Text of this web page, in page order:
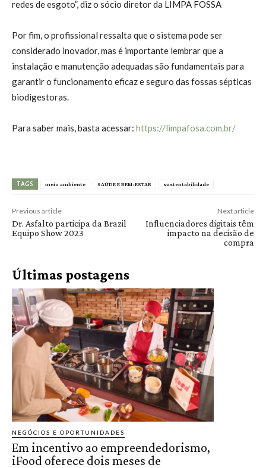
redes de esgoto”, diz o sócio diretor da LIMPA FOSSA
Por fim, o profissional ressalta que o sistema pode ser
considerado inovador, mas é importante lembrar que a
instalação e manutenção adequadas são fundamentais para
garantir o funcionamento eficaz e seguro das fossas sépticas
biodigestoras.
Para saber mais, basta acessar: https://limpafosa.com.br/
TAGS meio ambiente SAÚDE E BEM-ESTAR sustentabilidade
Previous article
Dr. Asfalto participa da Brazil
Equipo Show 2023
Next article
Influenciadores digitais têm
impacto na decisão de
compra
Últimas postagens
NEGÓCIOS E OPORTUNIDADES
Em incentivo ao empreendedorismo,
iFood oferece dois meses de